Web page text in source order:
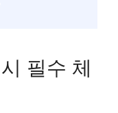
필수 체